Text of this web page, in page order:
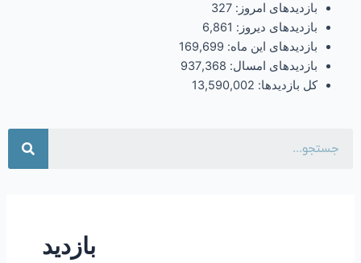
بازدیدهای امروز: 327
بازدیدهای دیروز: 6,861
بازدیدهای این ماه: 169,699
بازدیدهای امسال: 937,368
کل بازدیدها: 13,590,002
بازدید